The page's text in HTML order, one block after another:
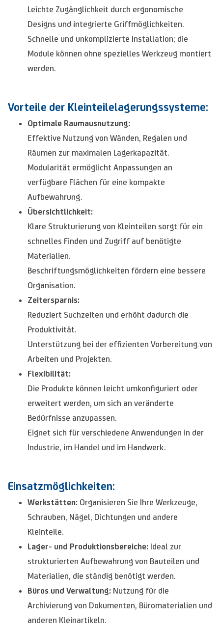
Leichte Zugänglichkeit durch ergonomische
Designs und integrierte Griffmöglichkeiten.
Schnelle und unkomplizierte Installation; die
Module können ohne spezielles Werkzeug montiert
werden.
Vorteile der Kleinteilelagerungssysteme:
Optimale Raumausnutzung:
Effektive Nutzung von Wänden, Regalen und
Räumen zur maximalen Lagerkapazität.
Modularität ermöglicht Anpassungen an
verfügbare Flächen für eine kompakte
Aufbewahrung.
Übersichtlichkeit:
Klare Strukturierung von Kleinteilen sorgt für ein
schnelles Finden und Zugriff auf benötigte
Materialien.
Beschriftungsmöglichkeiten fördern eine bessere
Organisation.
Zeitersparnis:
Reduziert Suchzeiten und erhöht dadurch die
Produktivität.
Unterstützung bei der effizienten Vorbereitung von
Arbeiten und Projekten.
Flexibilität:
Die Produkte können leicht umkonfiguriert oder
erweitert werden, um sich an veränderte
Bedürfnisse anzupassen.
Eignet sich für verschiedene Anwendungen in der
Industrie, im Handel und im Handwerk.
Einsatzmöglichkeiten:
Werkstätten: Organisieren Sie Ihre Werkzeuge,
Schrauben, Nägel, Dichtungen und andere
Kleinteile.
Lager- und Produktionsbereiche: Ideal zur
strukturierten Aufbewahrung von Bauteilen und
Materialien, die ständig benötigt werden.
Büros und Verwaltung: Nutzung für die
Archivierung von Dokumenten, Büromaterialien und
anderen Kleinartikeln.